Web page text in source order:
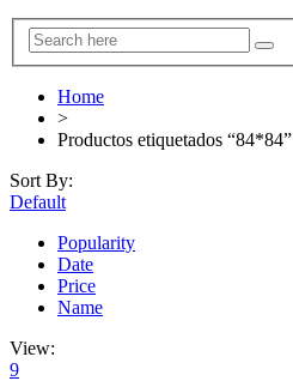
Home
>
Productos etiquetados “84*84”
Sort By:
Default
Popularity
Date
Price
Name
View:
9